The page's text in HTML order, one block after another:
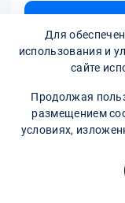
Для
использования и
сайте
Продолжая
размещением
условиях,